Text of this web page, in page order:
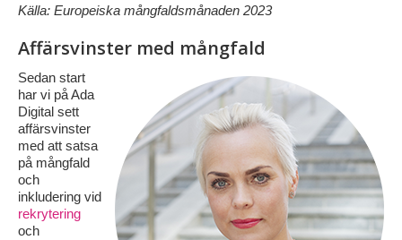
Källa: Europeiska mångfaldsmånaden 2023
Affärsvinster med mångfald
Sedan start
har vi på Ada
Digital sett
affärsvinster
med att satsa
på mångfald
och
inkludering vid
rekrytering
och